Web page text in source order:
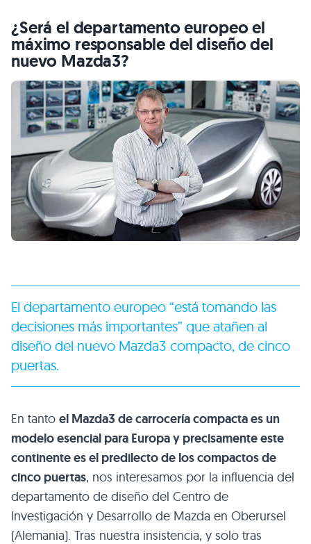
¿Será el departamento europeo el
máximo responsable del diseño del
nuevo Mazda3?
El departamento europeo “está tomando las
decisiones más importantes” que atañen al
diseño del nuevo Mazda3 compacto, de cinco
puertas.
En tanto el Mazda3 de carrocería compacta es un
modelo esencial para Europa y precisamente este
continente es el predilecto de los compactos de
cinco puertas, nos interesamos por la influencia del
departamento de diseño del Centro de
Investigación y Desarrollo de Mazda en Oberursel
(Alemania). Tras nuestra insistencia, y solo tras